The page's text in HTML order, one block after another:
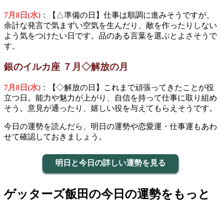
7月8日(水) ：【△準備の日】仕事は順調に進みそうですが、
余計な発言で気まずい空気を生んだり、敵を作ったりしない
よう気をつけたい日です。品のある言葉を選ぶとよさそうで
す。
銀のイルカ座 ７月◇解放の月
7月8日(水) ：【◇解放の日】これまで頑張ってきたことが役
立つ日。能力や魅力が上がり、自信を持って仕事に取り組め
そう。意見が通ったり、嬉しい役を与えてもらえそうです。
今日の運勢を読んだら、明日の運勢や恋愛運・仕事運もあわ
せて確認しておきましょう。
明日と今日の詳しい運勢を見る
ゲッターズ飯田の今日の運勢をもっと